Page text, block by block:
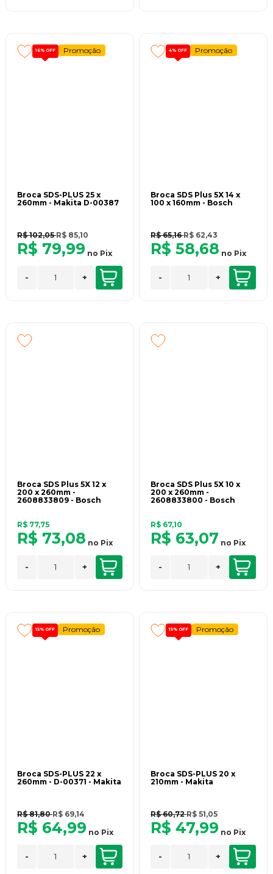
16% OFF Promoção
Broca SDS-PLUS 25 x
260mm - Makita D-00387
R$ 102,05R$ 85,10
R$ 79,99 no Pix
- +
4% OFF Promoção
Broca SDS Plus 5X 14 x
100 x 160mm - Bosch
R$ 65,16R$ 62,43
R$ 58,68 no Pix
- +
Broca SDS Plus 5X 12 x
200 x 260mm -
2608833809 - Bosch
R$ 77,75
R$ 73,08 no Pix
- +
Broca SDS Plus 5X 10 x
200 x 260mm -
2608833800 - Bosch
R$ 67,10
R$ 63,07 no Pix
- +
15% OFF Promoção
Broca SDS-PLUS 22 x
260mm - D-00371 - Makita
R$ 81,80R$ 69,14
R$ 64,99 no Pix
- +
15% OFF Promoção
Broca SDS-PLUS 20 x
210mm - Makita
R$ 60,72R$ 51,05
R$ 47,99 no Pix
- +